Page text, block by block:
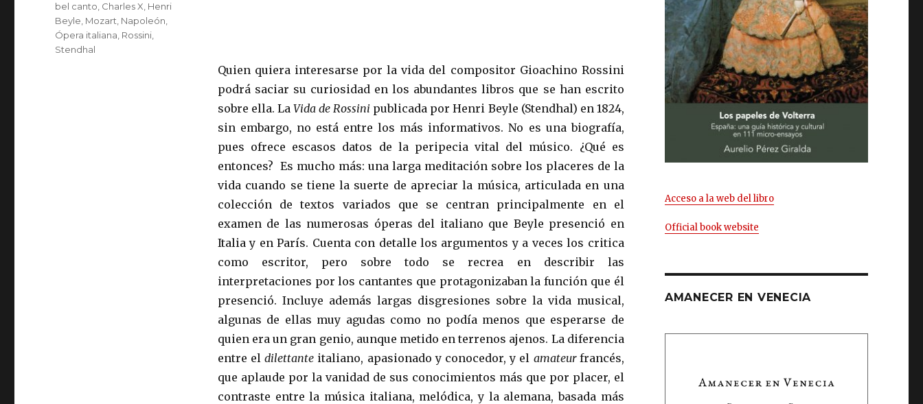
Quien quiera interesarse por la vida del compositor Gioachino Rossini
podrá saciar su curiosidad en los abundantes libros que se han escrito
sobre ella. LaVida de Rossini publicada por Henri Beyle (Stendhal) en 1824,
sin embargo, no está entre los más informativos. No es una biografía,
pues ofrece escasos datos de la peripecia vital del músico. ¿Qué es
entonces? Es mucho más: una larga meditación sobre los placeres de la
vida cuando se tiene la suerte de apreciar la música, articulada en una
colección de textos variados que se centran principalmente en el
examen de las numerosas óperas del italiano que Beyle presenció en
Italia y en París. Cuenta con detalle los argumentos y a veces los critica
como escritor, pero sobre todo se recrea en describir las
interpretaciones por los cantantes que protagonizaban la función que él
presenció. Incluye además largas disgresiones sobre la vida musical,
algunas de ellas muy agudas como no podía menos que esperarse de
quien era un gran genio, aunque metido en terrenos ajenos. La diferencia
entre eldilettante italiano, apasionado y conocedor, y el amateurfrancés,
que aplaude por la vanidad de sus conocimientos más que por placer, el
contraste entre la música italiana, melódica, y la alemana, basada más
Etiquetas
bel canto Charles X Henri
Beyle Mozart Napoleón
Ópera italiana Rossini
Stendhal
Acceso a la web del libro
Official book website
AMANECER EN VENECIA